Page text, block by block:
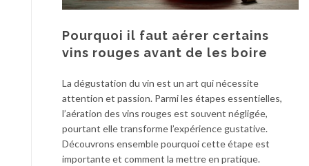
Pourquoi il faut aérer certains
vins rouges avant de les boire
La dégustation du vin est un art qui nécessite
attention et passion. Parmi les étapes essentielles,
l’aération des vins rouges est souvent négligée,
pourtant elle transforme l’expérience gustative.
Découvrons ensemble pourquoi cette étape est
importante et comment la mettre en pratique.